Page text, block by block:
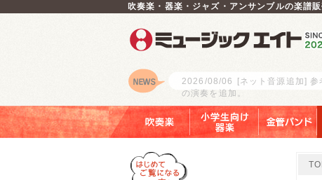
吹奏楽・器楽・ジャズ・アンサンブルの楽譜
ロゴ
2026/08/06
[ネット音源追加] 参
の演奏を追加。